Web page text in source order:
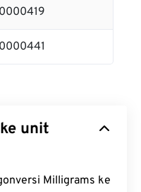
unit
Milligrams ke